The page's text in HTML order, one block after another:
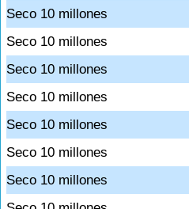
Seco 10 millones
Seco 10 millones
Seco 10 millones
Seco 10 millones
Seco 10 millones
Seco 10 millones
Seco 10 millones